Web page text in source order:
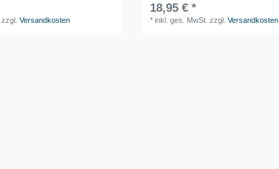
zzgl.Versandkosten
18,95 € *
*inkl. ges. MwSt. zzgl.Versandkosten